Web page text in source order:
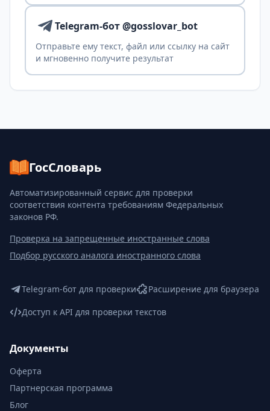
Telegram-бот @gosslovar_bot
Отправьте ему текст, файл или ссылку на сайт
и мгновенно получите результат
ГосСловарь
Автоматизированный сервис для проверки
соответствия контента требованиям Федеральных
законов РФ.
Проверка на запрещенные иностранные слова
Подбор русского аналога иностранного слова
Telegram-бот для проверки
Расширение для браузера
Доступ к API для проверки текстов
Документы
Оферта
Партнерская программа
Блог